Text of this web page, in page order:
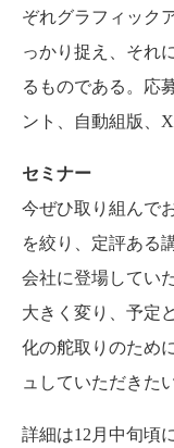
ぞれグラフィック
っかり捉え、それ
るものである。応
ント、自動組版、
セミナー
今ぜひ取り組んで
を絞り、定評ある
会社に登場してい
大きく変り、予定
化の舵取りのため
ュしていただきた
詳細は12月中旬頃